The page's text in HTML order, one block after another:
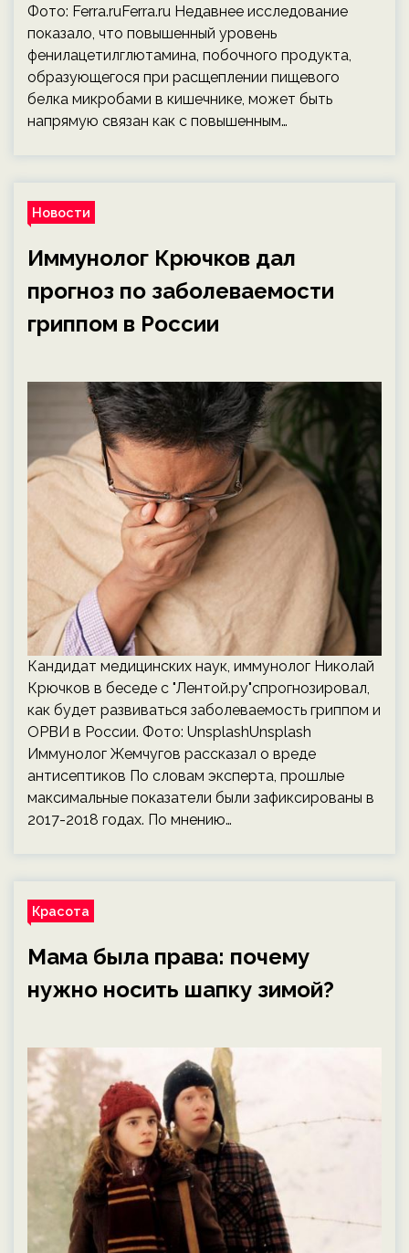
Фото: Ferra.ruFerra.ru Недавнее исследование
показало, что повышенный уровень
фенилацетилглютамина, побочного продукта,
образующегося при расщеплении пищевого
белка микробами в кишечнике, может быть
напрямую связан как с повышенным…
Новости
Иммунолог Крючков дал
прогноз по заболеваемости
гриппом в России
Кандидат медицинских наук, иммунолог Николай
Крючков в беседе с "Лентой.ру"спрогнозировал,
как будет развиваться заболеваемость гриппом и
ОРВИ в России. Фото: UnsplashUnsplash
Иммунолог Жемчугов рассказал о вреде
антисептиков По словам эксперта, прошлые
максимальные показатели были зафиксированы в
2017-2018 годах. По мнению…
Красота
Мама была права: почему
нужно носить шапку зимой?